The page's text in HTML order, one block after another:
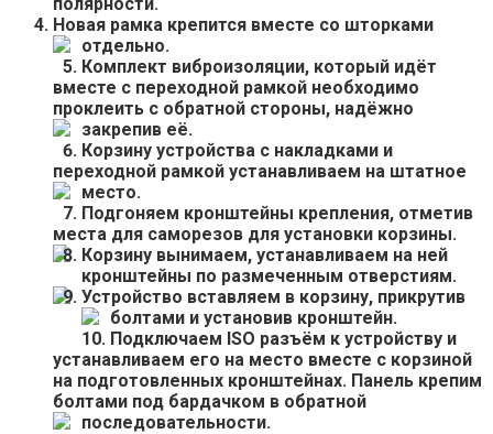
Новая рамка крепится вместе со шторками
отдельно.
Комплект виброизоляции, который идёт
вместе с переходной рамкой необходимо
проклеить с обратной стороны, надёжно
закрепив её.
Корзину устройства с накладками и
переходной рамкой устанавливаем на штатное
место.
Подгоняем кронштейны крепления, отметив
места для саморезов для установки корзины.
Корзину вынимаем, устанавливаем на ней
кронштейны по размеченным отверстиям.
Устройство вставляем в корзину, прикрутив
болтами и установив кронштейн.
Подключаем ISO разъём к устройству и
устанавливаем его на место вместе с корзиной
на подготовленных кронштейнах. Панель крепим
болтами под бардачком в обратной
последовательности.